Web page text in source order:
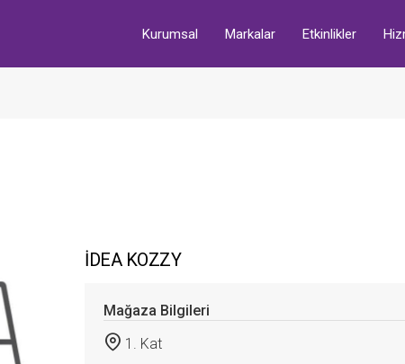
Kurumsal Markalar Etkinlikler
İDEA KOZZY
Mağaza Bilgileri
1. Kat